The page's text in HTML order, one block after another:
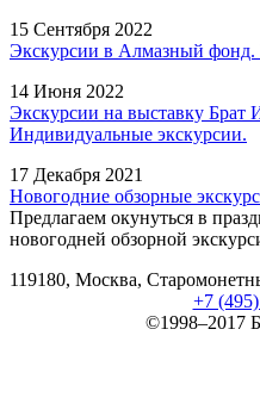
15 Сентября 2022
Экскурсии в Алмазный фонд.
14 Июня 2022
Экскурсии на выставку
Индивидуальные экскурсии.
17 Декабря 2021
Новогодние обзорные
Предлагаем окунуться в
новогодней обзорной
119180, Москва,
+7
©1998–2017